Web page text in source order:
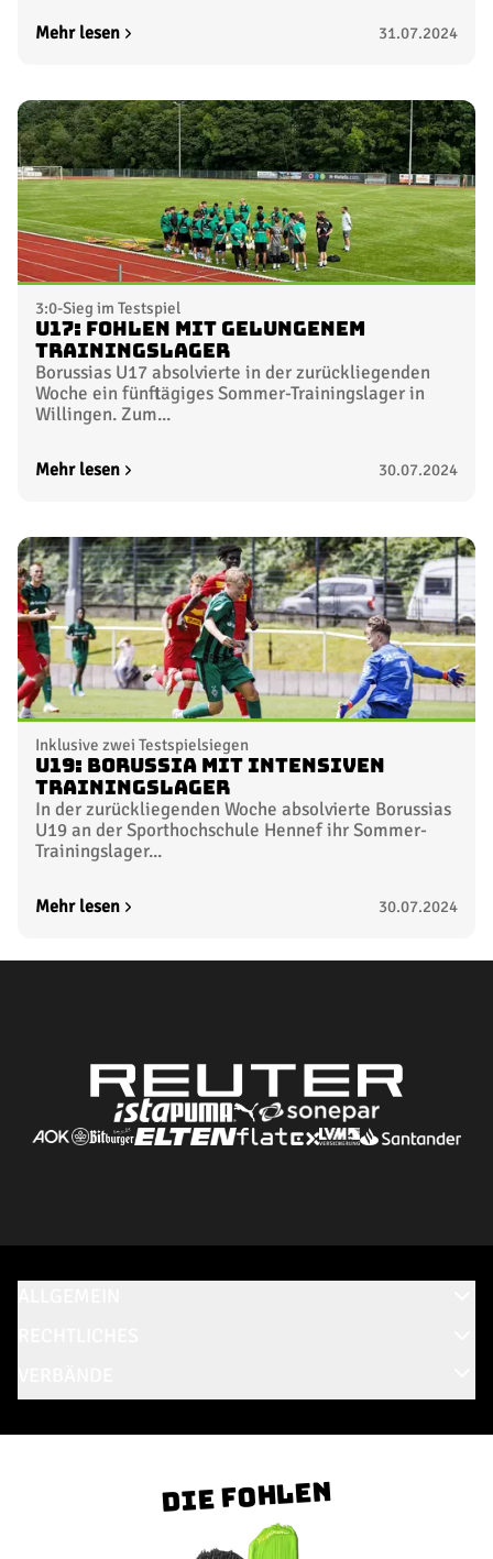
Mehr lesen 31.07.2024
3:0-Sieg im Testspiel
U17: Fohlen mit gelungenem
Trainingslager
Borussias U17 absolvierte in der zurückliegenden
Woche ein fünftägiges Sommer-Trainingslager in
Willingen. Zum...
Mehr lesen 30.07.2024
Inklusive zwei Testspielsiegen
U19: Borussia mit intensiven
Trainingslager
In der zurückliegenden Woche absolvierte Borussias
U19 an der Sporthochschule Hennef ihr Sommer-
Trainingslager...
Mehr lesen 30.07.2024
Die Fohlen